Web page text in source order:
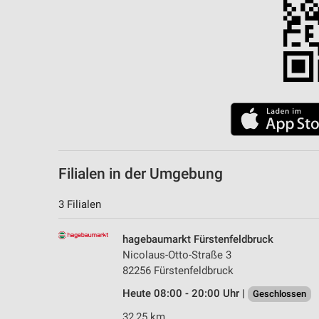
Filialen in der Umgebung
3 Filialen
hagebaumarkt Fürstenfeldbruck
Nicolaus-Otto-Straße 3
82256 Fürstenfeldbruck
Heute 08:00 - 20:00 Uhr |
Geschlossen